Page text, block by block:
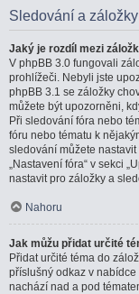
Sledování a záložky
Jaký je rozdíl mezi
V phpBB 3.0 fungovali
prohlížeči. Nebyli jste
phpBB 3.1 se záložky
můžete být upozorněni,
Při sledování fóra nebo
fóru nebo tématu k
sledování můžete nastavit
„Nastavení fóra“ v sekci
nastavit pro záložky a
Nahoru
Jak můžu přidat určité
Přidat určité téma do
příslušný odkaz v nabídce
nachází nad a pod